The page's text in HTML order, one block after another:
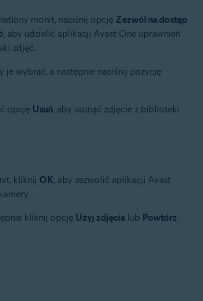
monit, naciśnij opcję Zezwól na dostęp
, aby udzielić aplikacji Avast One uprawnień
zdjęć.
je wybrać, a następnie naciśnij pozycję
opcję Usuń, aby usunąć zdjęcie z biblioteki
kliknij OK, aby zezwolić aplikacji Avast
kliknij opcję Użyj zdjęcia lub Powtórz.